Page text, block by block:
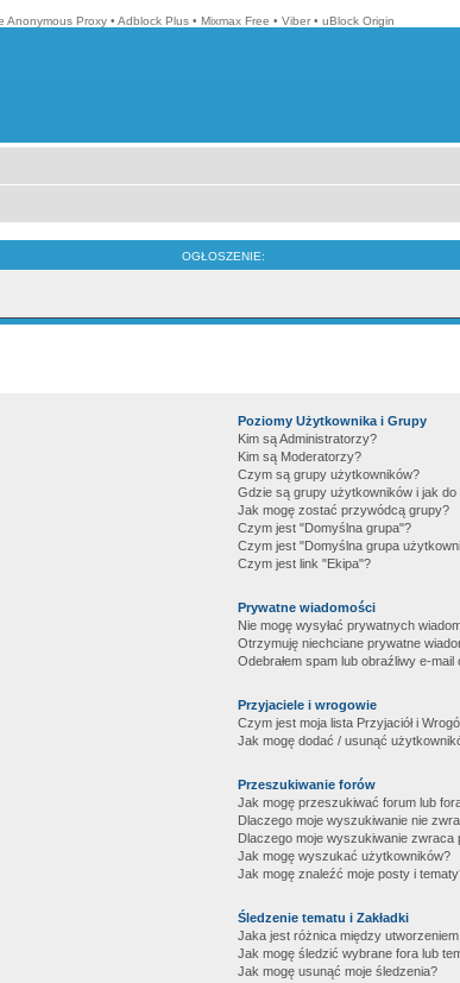
Anonymous Proxy • Adblock Plus • Mixmax Free • Viber • uBlock Origin
OGŁOSZENIE:
Poziomy Użytkownika i Grupy
Kim są Administratorzy?
Kim są Moderatorzy?
Czym są grupy użytkowników?
Gdzie są grupy użytkowników i jak do
Jak mogę zostać przywódcą grupy?
Czym jest "Domyślna grupa"?
Czym jest "Domyślna grupa
Czym jest link "Ekipa"?
Prywatne wiadomości
Nie mogę wysyłać prywatnych
Otrzymuję niechciane prywatne
Odebrałem spam lub obraźliwy e-
Przyjaciele i wrogowie
Czym jest moja lista Przyjaciół i
Jak mogę dodać / usunąć
Przeszukiwanie forów
Jak mogę przeszukiwać forum lub
Dlaczego moje wyszukiwanie nie
Dlaczego moje wyszukiwanie zwraca
Jak mogę wyszukać użytkowników?
Jak mogę znaleźć moje posty i
Śledzenie tematu i Zakładki
Jaka jest różnica między
Jak mogę śledzić wybrane fora lub
Jak mogę usunąć moje śledzenia?